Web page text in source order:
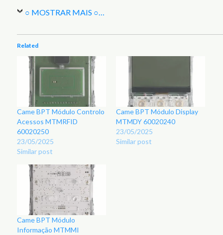
○ MOSTRAR MAIS ○
Related
Came BPT Módulo Controlo
Acessos MTMRFID
60020250
23/05/2025
Similar post
Came BPT Módulo Display
MTMDY 60020240
23/05/2025
Similar post
Came BPT Módulo
Informação MTMMI